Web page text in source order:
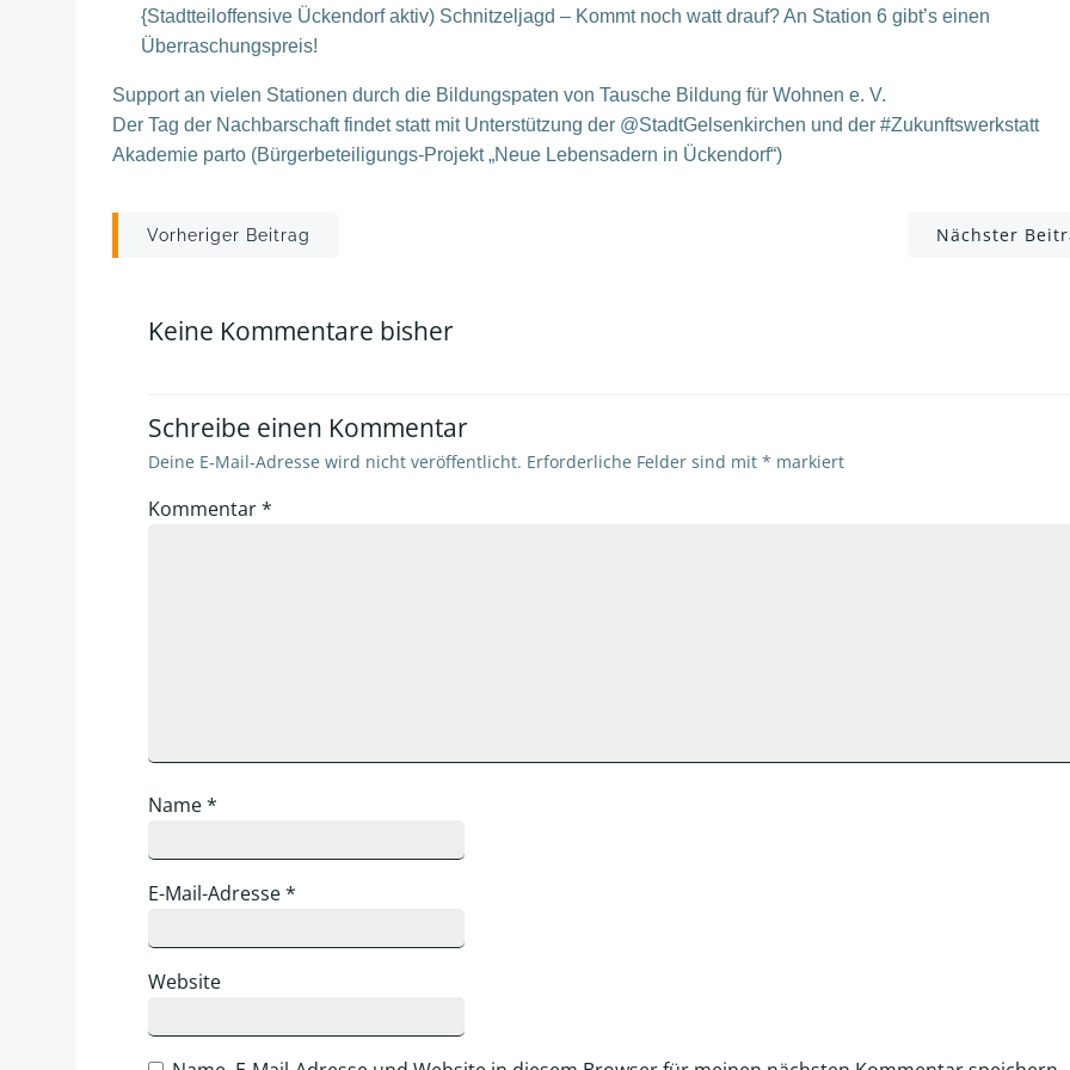
{Stadtteiloffensive Ückendorf aktiv) Schnitzeljagd – Kommt noch watt drauf? An Station 6 gibt’s einen
Überraschungspreis!
Support an vielen Stationen durch die Bildungspaten von Tausche Bildung für Wohnen e. V.
Der Tag der Nachbarschaft findet statt mit Unterstützung der @StadtGelsenkirchen und der #Zukunftswerkstatt
Akademie parto (Bürgerbeteiligungs-Projekt „Neue Lebensadern in Ückendorf“)
Post
Vorheriger Beitrag Nächster
Keine Kommentare bisher
Schreibe einen Kommentar
Deine E-Mail-Adresse wird nicht veröffentlicht. Erforderliche Felder sind mit * markiert
Kommentar*
Name*
E-Mail-Adresse*
Website